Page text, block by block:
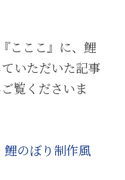
こここ』に、鯉
いただいた記事
覧くださいま
のぼり制作風